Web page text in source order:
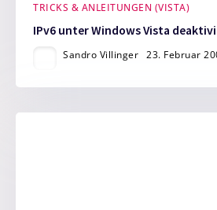
TRICKS & ANLEITUNGEN (VISTA)
IPv6 unter Windows Vista
Sandro Villinger 23. Februar